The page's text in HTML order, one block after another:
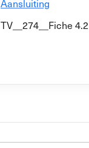
Aansluiting
TV__274__Fiche 4.2